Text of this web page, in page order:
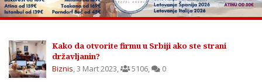
Kako da otvorite firmu u Srbiji ako ste strani
državljanin?
Biznis,3 Mart 2023, 5106, 0